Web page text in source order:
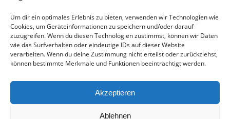
Um dir ein optimales Erlebnis zu bieten, verwenden wir Technologien wie
Cookies, um Geräteinformationen zu speichern und/oder darauf
zuzugreifen. Wenn du diesen Technologien zustimmst, können wir Daten
wie das Surfverhalten oder eindeutige IDs auf dieser Website
verarbeiten. Wenn du deine Zustimmung nicht erteilst oder zurückziehst,
können bestimmte Merkmale und Funktionen beeinträchtigt werden.
Akzeptieren
Ablehnen
30. Juli 2026
Deine Spielminute: 89+1
28. Juli 2026
Neuer Rückensponsor
Neue Podcast-Folge: So tickt Björn!
27. Juli 2026